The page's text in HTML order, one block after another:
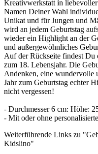
Kreativwerkstatt in
Namen Deiner Wahl
Unikat und für Jungen und
wird an jedem Geburtstag
wieder ein Highlight an der
und außergewöhnliches
Auf der Rückseite findest Du
zum 18. Lebensjahr. Die
Andenken, eine wundervolle
Jahr zum Geburtstag echter
nicht vergessen!
- Durchmesser 6 cm: Höhe:
- Mit oder ohne
Weiterführende Links zu
Kidslino"